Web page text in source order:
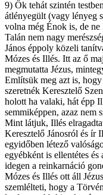
9) Ők tehát szintén
átlényegült (vagy lényeg
volna még Énok is, de
Talán nem nagy
János éppoly közeli
Mózes és Illés. Itt az ő
megmutatta Jézus,
Említsük meg azt is,
szeretnék Keresztelő
holott ha valaki, hát épp
semmiképpen, azaz nem
Mint látjuk, Illés
Keresztelő Jánosról és ír
egyidőben létező
egyébként is ellentétes
idegen a reinkarnáció
Mózes és Illés ott áll
szemlélteti, hogy a